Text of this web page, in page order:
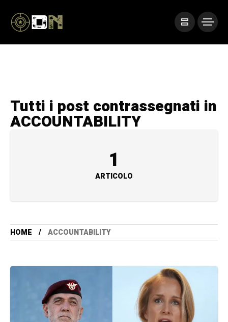
Tutti i post contrassegnati in
ACCOUNTABILITY
1
ARTICOLO
HOME ACCOUNTABILITY